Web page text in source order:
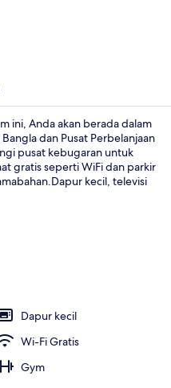
ini, Anda akan berada dalam
dan Pusat Perbelanjaan
pusat kebugaran untuk
gratis seperti WiFi dan parkir
kecil, televisi
Dapur kecil
Wi-Fi Gratis
Gym